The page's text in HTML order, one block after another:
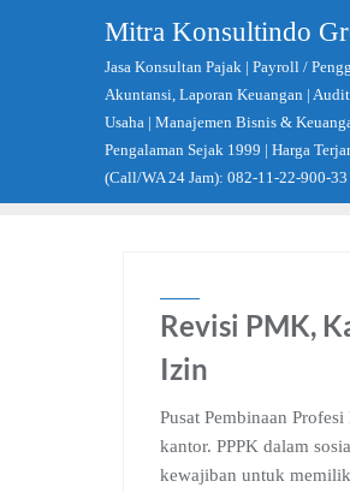
Mitra Konsultindo
Jasa Konsultan Pajak | Payroll /
Akuntansi, Laporan Keuangan |
Usaha | Manajemen Bisnis &
Pengalaman Sejak 1999 | Harga
(Call/WA 24 Jam): 082-11-22-900-33
Revisi PMK,
Izin
Pusat Pembinaan
kantor. PPPK dalam
kewajiban untuk